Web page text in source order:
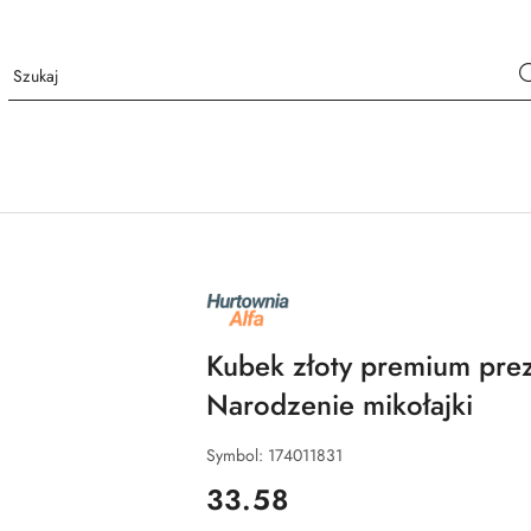
NAZWA
PRODUCENTA:
ALFA
Kubek złoty premium
Narodzenie mikołajki
Symbol: 174011831
cena:
33.58